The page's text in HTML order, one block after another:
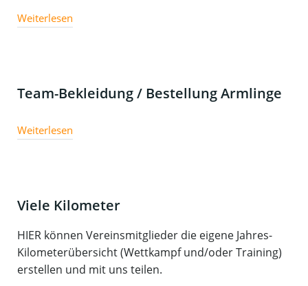
Weiterlesen
Team-Bekleidung / Bestellung Armlinge
Weiterlesen
Viele Kilometer
HIER können Vereinsmitglieder die eigene Jahres-
Kilometerübersicht (Wettkampf und/oder Training)
erstellen und mit uns teilen.